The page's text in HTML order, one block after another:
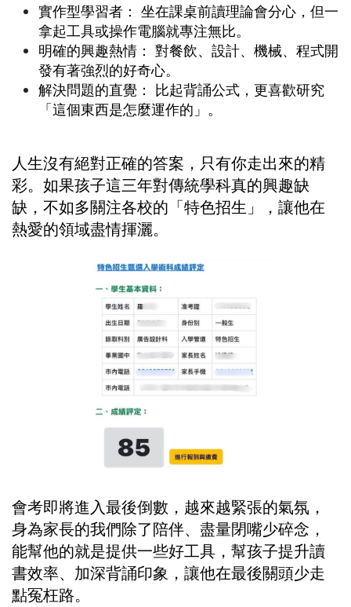
實作型學習者： 坐在課桌前讀理論會分心，但一
拿起工具或操作電腦就專注無比。
明確的興趣熱情： 對餐飲、設計、機械、程式開
發有著強烈的好奇心。
解決問題的直覺： 比起背誦公式，更喜歡研究
「這個東西是怎麼運作的」。
人生沒有絕對正確的答案，只有你走出來的精
彩。如果孩子這三年對傳統學科真的興趣缺
缺，不如多關注各校的「特色招生」，讓他在
熱愛的領域盡情揮灑。
會考即將進入最後倒數，越來越緊張的氣氛，
身為家長的我們除了陪伴、盡量閉嘴少碎念，
能幫他的就是提供一些好工具，幫孩子提升讀
書效率、加深背誦印象，讓他在最後關頭少走
點冤枉路。